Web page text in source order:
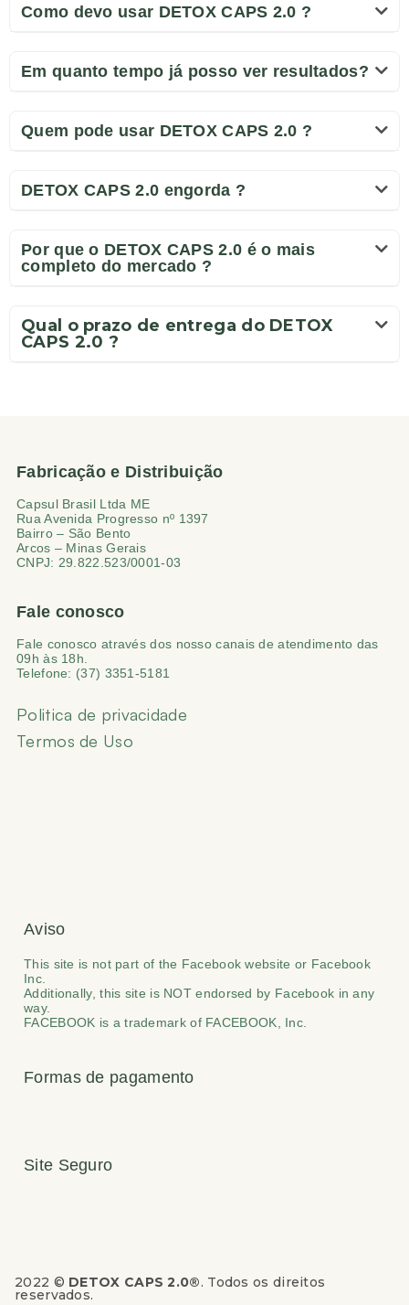
Como devo usar DETOX CAPS 2.0 ?
Em quanto tempo já posso ver resultados?
Quem pode usar DETOX CAPS 2.0 ?
DETOX CAPS 2.0 engorda ?
Por que o DETOX CAPS 2.0 é o mais
completo do mercado ?
Qual o prazo de entrega do DETOX
CAPS 2.0 ?
Fabricação e Distribuição
Capsul Brasil Ltda ME
Rua Avenida Progresso nº 1397
Bairro – São Bento
Arcos – Minas Gerais
CNPJ: 29.822.523/0001-03
Fale conosco
Fale conosco através dos nosso canais de atendimento das
09h às 18h.
Telefone: (37) 3351-5181
Politica de privacidade
Termos de Uso
Aviso
This site is not part of the Facebook website or Facebook
Inc.
Additionally, this site is NOT endorsed by Facebook in any
way.
FACEBOOK is a trademark of FACEBOOK, Inc.
Formas de pagamento
Site Seguro
2022 © DETOX CAPS 2.0®. Todos os direitos
reservados.